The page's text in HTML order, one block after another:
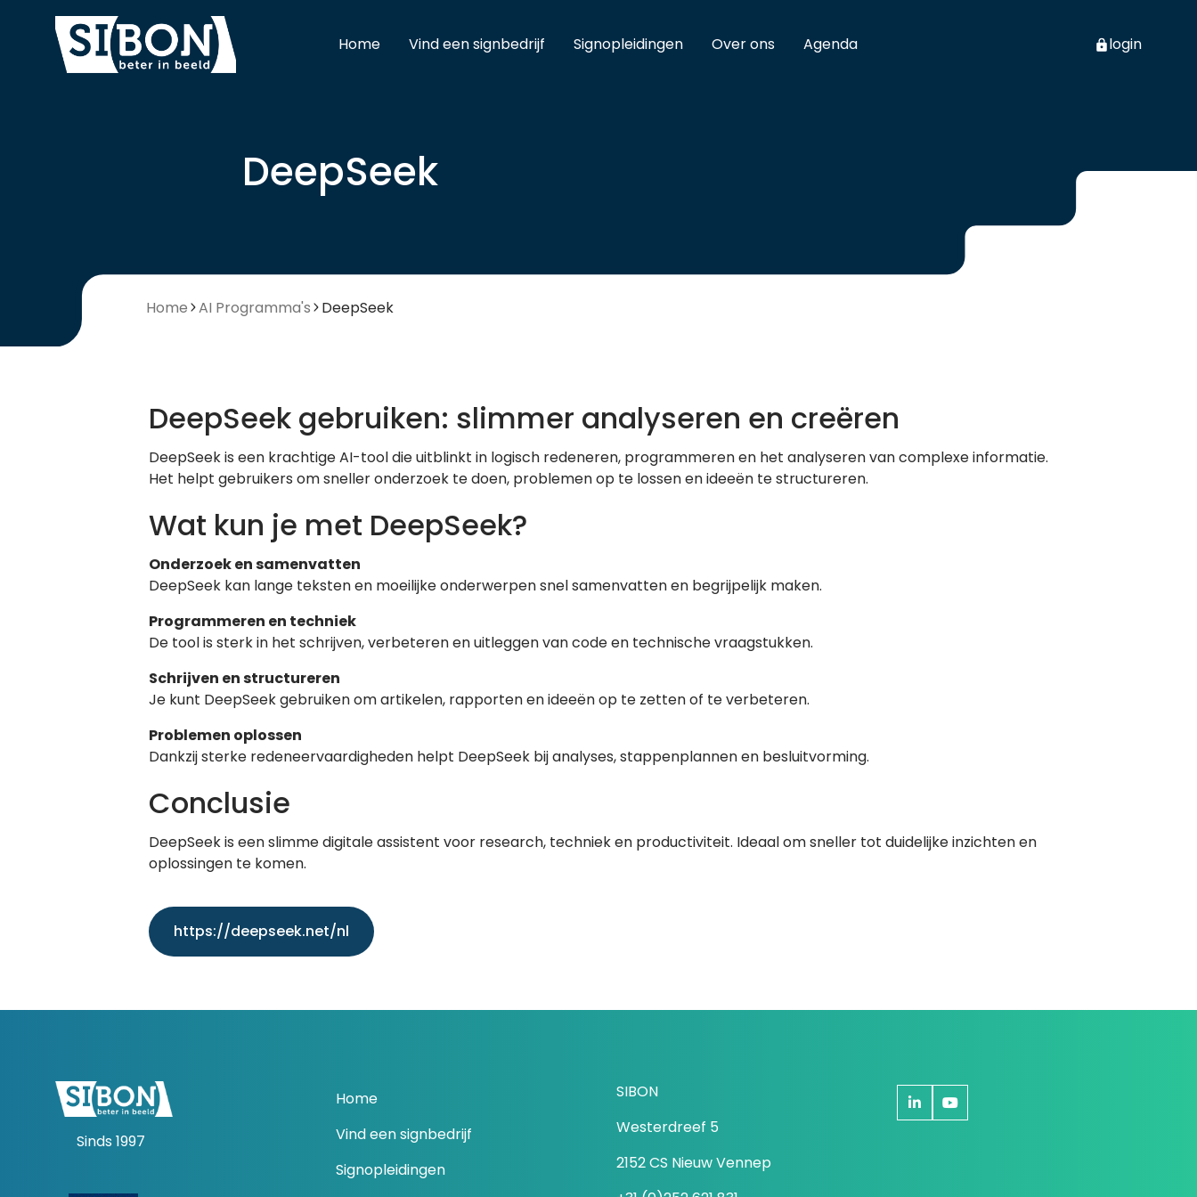
Home Vind een signbedrijf Signopleidingen Over ons Agenda login
DeepSeek
Home AI Programma's DeepSeek
DeepSeek gebruiken: slimmer analyseren en creëren
DeepSeek is een krachtige AI-tool die uitblinkt in logisch redeneren, programmeren en het analyseren van complexe informatie.
Het helpt gebruikers om sneller onderzoek te doen, problemen op te lossen en ideeën te structureren.
Wat kun je met DeepSeek?
Onderzoek en samenvatten
DeepSeek kan lange teksten en moeilijke onderwerpen snel samenvatten en begrijpelijk maken.
Programmeren en techniek
De tool is sterk in het schrijven, verbeteren en uitleggen van code en technische vraagstukken.
Schrijven en structureren
Je kunt DeepSeek gebruiken om artikelen, rapporten en ideeën op te zetten of te verbeteren.
Problemen oplossen
Dankzij sterke redeneervaardigheden helpt DeepSeek bij analyses, stappenplannen en besluitvorming.
Conclusie
DeepSeek is een slimme digitale assistent voor research, techniek en productiviteit. Ideaal om sneller tot duidelijke inzichten en
oplossingen te komen.
https://deepseek.net/nl
Sinds 1997
Home
Vind een signbedrijf
Signopleidingen
SIBON
Westerdreef 5
2152 CS Nieuw Vennep